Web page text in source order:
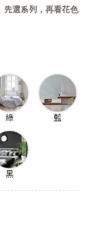
先選系列，再看花色
綠 藍
黑